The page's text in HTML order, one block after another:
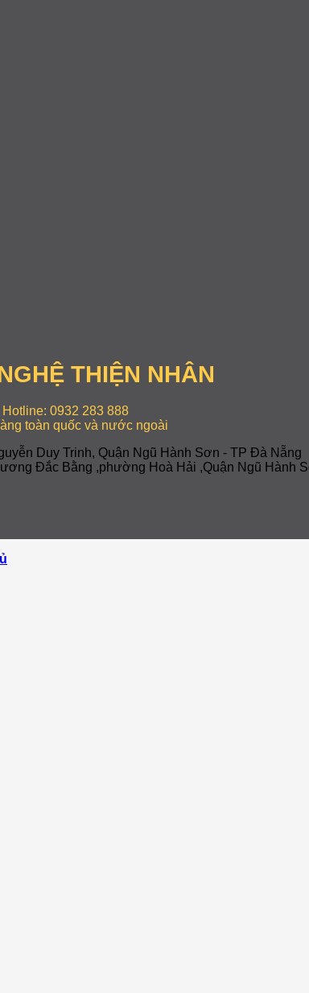
THIỆN NHÂN
Hotline: 0932 283 888
toàn quốc và nước ngoài
Duy Trinh, Quận Ngũ Hành Sơn - TP Đà Nẵng
Đắc Bằng ,phường Hoà Hải ,Quận Ngũ Hành